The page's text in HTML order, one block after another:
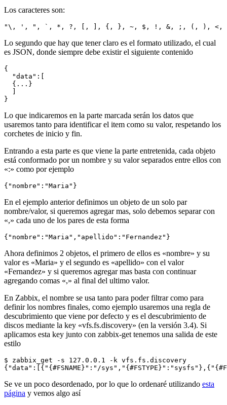
Los caracteres son:
"\, ', ", `, *, ?, [, ], {, }, ~, $, !, &, ;, (, ), <, >,
Lo segundo que hay que tener claro es el formato utilizado, el cual
es JSON, donde siempre debe existir el siguiente contenido
{
  "data":[
  {...}
}
Lo que indicaremos en la parte marcada serán los datos que
usaremos tanto para identificar el item como su valor, respetando los
corchetes de inicio y fin.
Entrando a esta parte es que viene la parte entretenida, cada objeto
está conformado por un nombre y su valor separados entre ellos con
«:» como por ejemplo
{"nombre":"Maria"}
En el ejemplo anterior definimos un objeto de un solo par
nombre/valor, si queremos agregar mas, solo debemos separar con
«,» cada uno de los pares de esta forma
{"nombre":"Maria","apellido":"Fernandez"}
Ahora definimos 2 objetos, el primero de ellos es «nombre» y su
valor es «Maria» y el segundo es «apellido» con el valor
«Fernandez» y si queremos agregar mas basta con continuar
agregando comas «,» al final del ultimo valor.
En Zabbix, el nombre se usa tanto para poder filtrar como para
definir los nombres finales, como ejemplo usaremos una regla de
descubrimiento que viene por defecto y es el descubrimiento de
discos mediante la key «vfs.fs.discovery» (en la versión 3.4). Si
aplicamos esta key junto con zabbix-get tenemos una salida de este
estilo
$ zabbix_get -s 127.0.0.1 -k vfs.fs.discovery
{"data":[{"{#FSNAME}":"/
Se ve un poco desordenado, por lo que lo ordenaré utilizando esta
página y vemos algo así